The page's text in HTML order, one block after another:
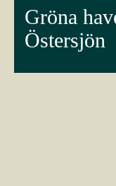
Gröna
Östersjön